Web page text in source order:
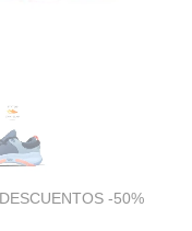
DESCUENTOS -50%